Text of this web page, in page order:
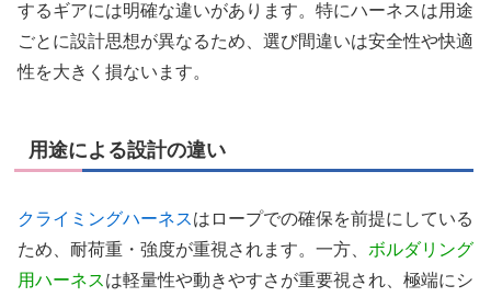
するギアには明確な違いがあります。特にハーネスは用途
ごとに設計思想が異なるため、選び間違いは安全性や快適
性を大きく損ないます。
用途による設計の違い
クライミングハーネスはロープでの確保を前提にしている
ため、耐荷重・強度が重視されます。一方、 ボルダリング
用ハーネスは軽量性や動きやすさが重要視され、極端にシ